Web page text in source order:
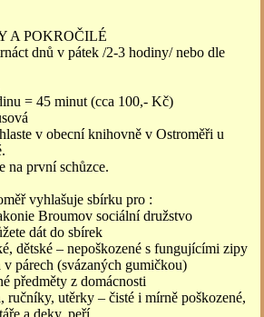
A POKROČILÉ
dnů v pátek /2-3 hodiny/ nebo dle
= 45 minut (cca 100,- Kč)
v obecní knihovně v Ostroměři u
na první schůzce.
vyhlašuje sbírku pro :
Broumov sociální družstvo
dát do sbírek
dětské – nepoškozené s fungujícími zipy
v párech (svázaných gumičkou)
předměty z domácnosti
ručníky, utěrky – čisté i mírně poškozené,